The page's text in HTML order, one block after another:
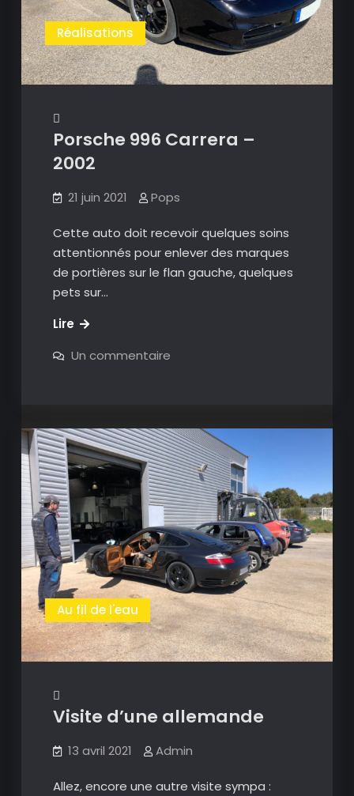
Réalisations
Porsche 996 Carrera –
2002
21 juin 2021 Pops
Cette auto doit recevoir quelques soins
attentionnés pour enlever des marques
de portières sur le flan gauche, quelques
pets sur…
LirePorsche
Carrera
Un commentairesur
Au fil de l'eau
Visite d’une allemande
13 avril 2021 Admin
Allez, encore une autre visite sympa :